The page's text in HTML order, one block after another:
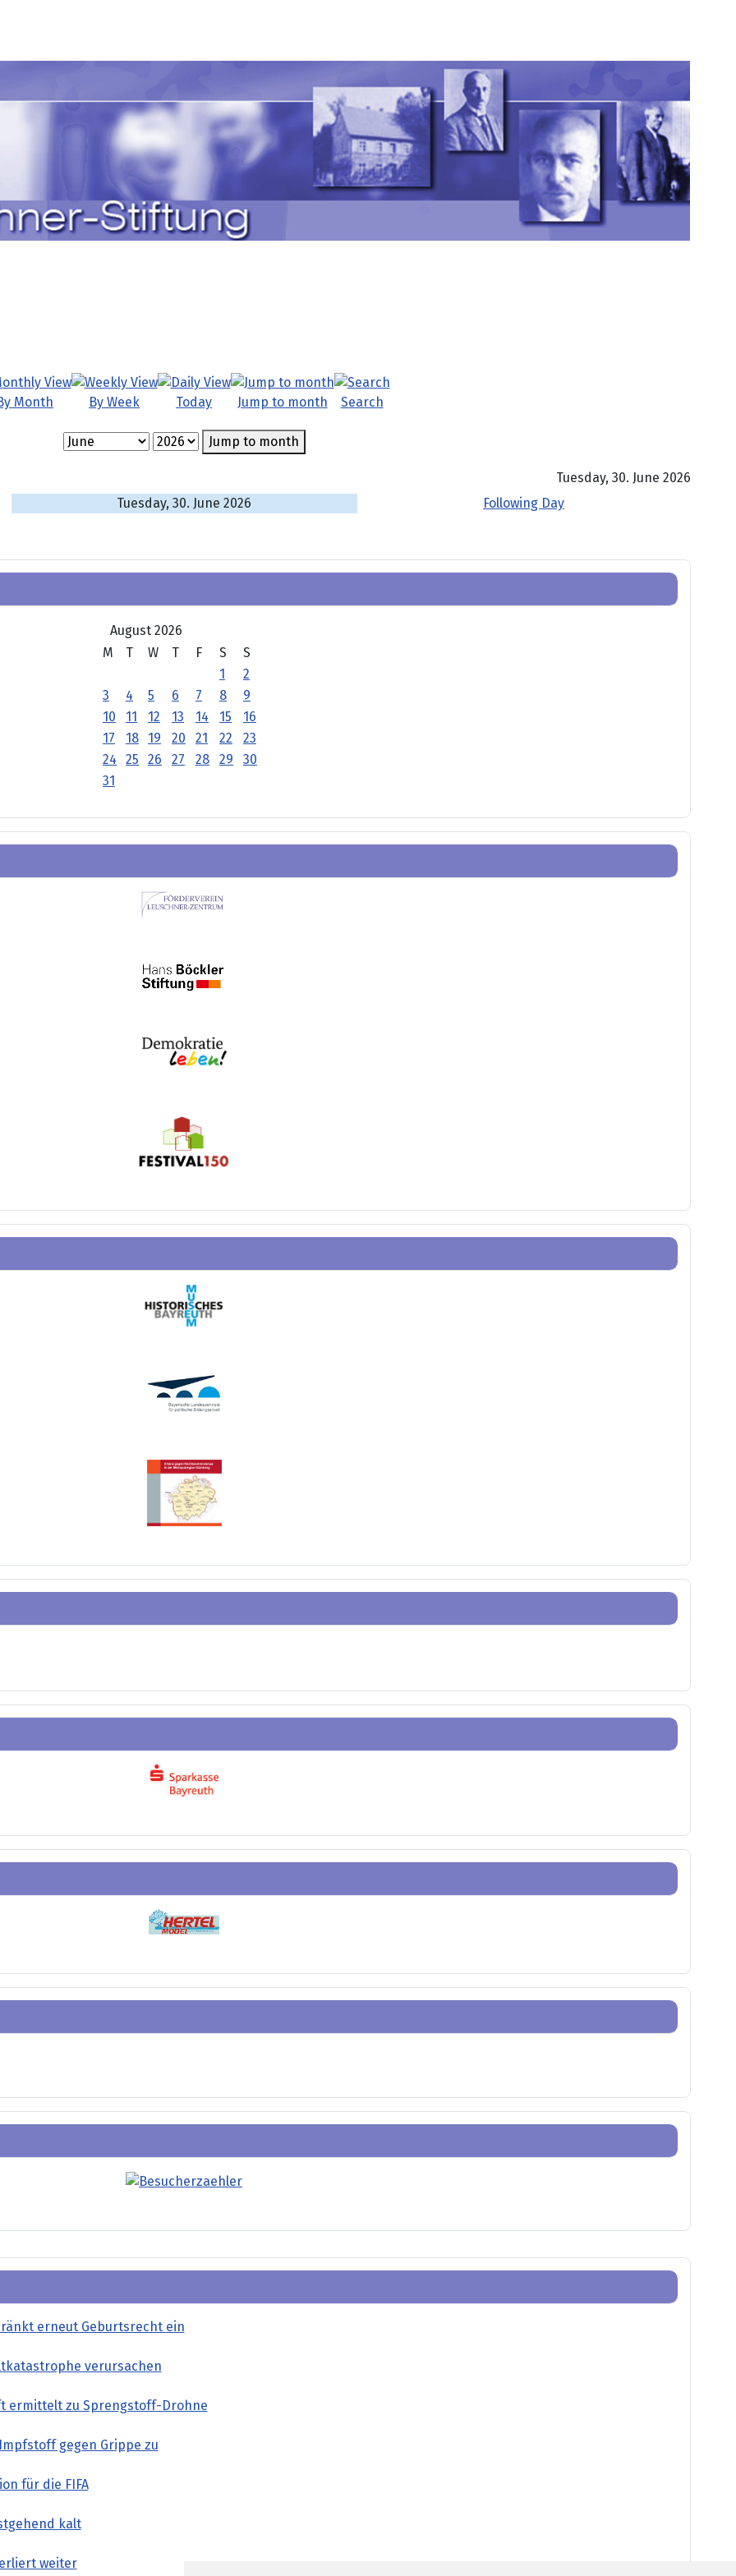
erneut Geburtsrecht ein
verursachen
ermittelt zu Sprengstoff-Drohne
gegen Grippe zu
für die FIFA
kalt
weiter
Month By Week Today Jump to month Search
Jump to month
Tuesday, 30. June 2026
Tuesday, 30. June 2026
Following Day
August 2026
M
T W T F S
S
1
2
3
4 5 6 7 8
9
10
11 12 13 14 15
16
17
18 19 20 21 22
23
24
25 26 27 28 29
30
31